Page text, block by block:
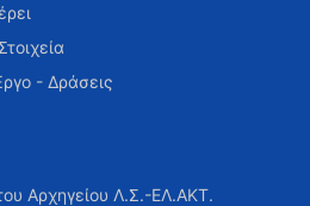
- Δράσεις
Αρχηγείου Λ.Σ.-ΕΛ.ΑΚΤ.